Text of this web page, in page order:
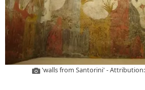
'walls from Santorini' - Attribution: